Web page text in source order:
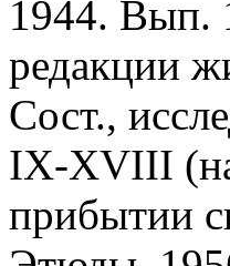
1944. Вып.
редакции
Сост.,
IX-XVIII
прибытии